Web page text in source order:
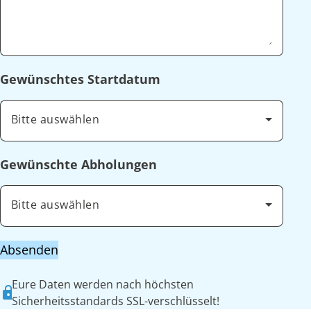
Gewünschtes Startdatum
Bitte auswählen
Gewünschte Abholungen
Bitte auswählen
Absenden
Eure Daten werden nach höchsten
Sicherheitsstandards SSL-verschlüsselt!